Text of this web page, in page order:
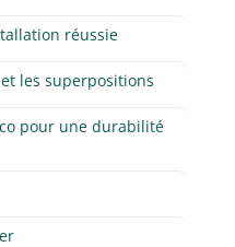
réussie
les superpositions
pour une durabilité